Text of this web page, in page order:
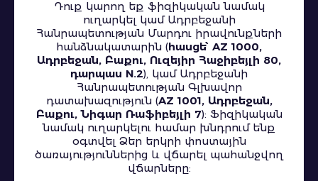
Դուք կարող եք ֆիզիկական նամակ
ուղարկել կամ Ադրբեջանի
Հանրապետության Մարդու իրավունքների
հանձնակատարին (հասցե՝ AZ 1000,
Ադրբեջան, Բաքու, Ուզեյիր Հաջիբեյլի 80,
դարպաս N.2), կամ Ադրբեջանի
Հանրապետության Գլխավոր
դատախազություն (AZ 1001, Ադրբեջան,
Բաքու, Նիգար Ռաֆիբեյլի 7): Ֆիզիկական
նամակ ուղարկելու համար խնդրում ենք
օգտվել Ձեր երկրի փոստային
ծառայություններից և վճարել պահանջվող
վճարները: